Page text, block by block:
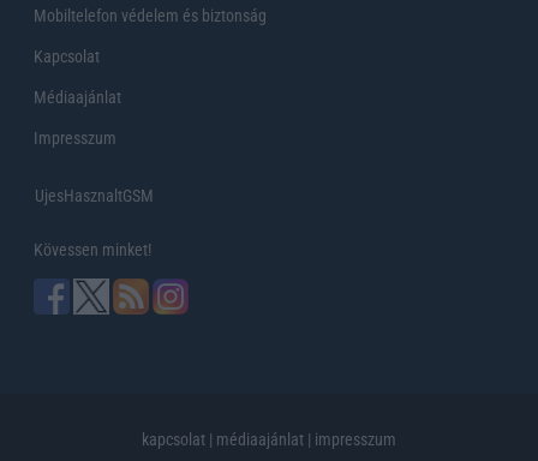
Mobiltelefon védelem és biztonság
Kapcsolat
Médiaajánlat
Impresszum
UjesHasznaltGSM
Kövessen minket!
kapcsolat | médiaajánlat | impresszum